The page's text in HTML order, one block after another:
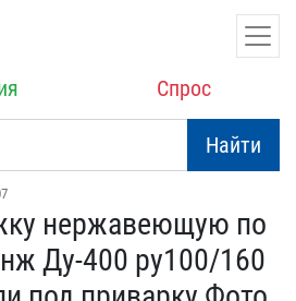
Спрос
Найти
нержавеющ​ую по
Ду-​400 ру100/160